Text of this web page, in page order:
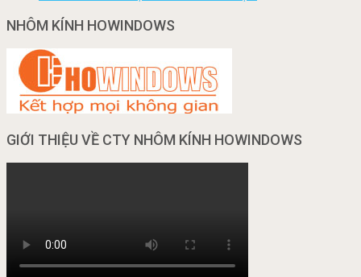
NHÔM KÍNH HOWINDOWS
GIỚI THIỆU VỀ CTY NHÔM KÍNH HOWINDOWS